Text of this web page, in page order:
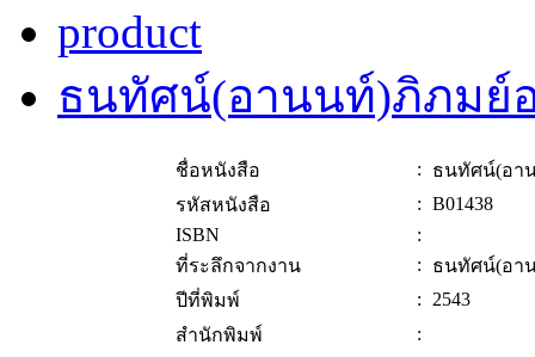
product
ธนทัศน์(อานนท์)ภิภมย์
ชื่อหนังสือ :
ธนทัศน์(อา
รหัสหนังสือ
: B01438
ISBN
:
ที่ระลึกจากงาน
:
ธนทัศน์(อา
ปีที่พิมพ์
: 2543
สำนักพิมพ์
: